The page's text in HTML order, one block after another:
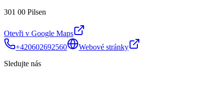
301 00 Pilsen
Otevři v Google Maps
+420602692560
Webové stránky
Sledujte nás